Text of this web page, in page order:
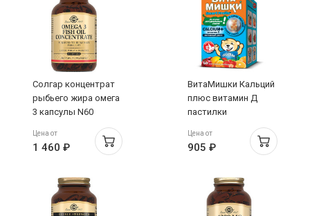
Солгар концентрат
рыбьего жира омега
3 капсулы N60
Цена от
1 460 ₽
ВитаМишки Кальций
плюс витамин Д
пастилки
жевательные N60
Цена от
905 ₽